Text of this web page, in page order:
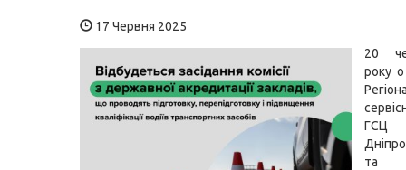
17 Червня 2025
20
року
та